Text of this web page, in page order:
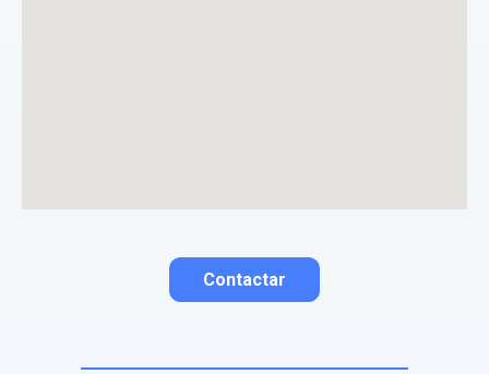
Contactar